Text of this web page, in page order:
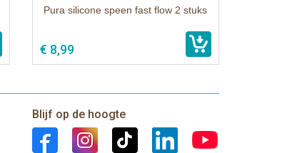
Pura silicone speen fast flow 2 stuks
€ 8,99
Blijf op de hoogte